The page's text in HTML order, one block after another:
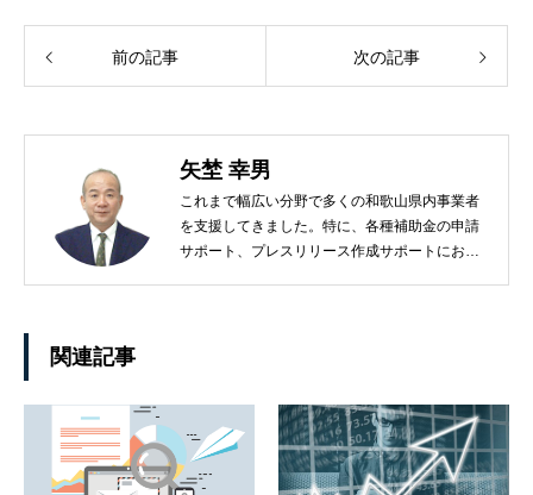
前の記事 次の記事
矢埜 幸男
これまで幅広い分野で多くの和歌山県内事業者
を支援してきました。特に、各種補助金の申請
サポート、プレスリリース作成サポートにおい
関連記事